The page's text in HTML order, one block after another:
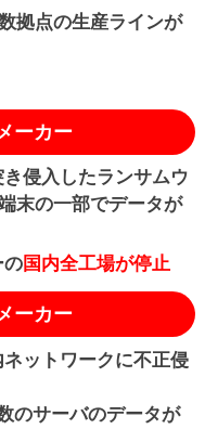
拠点の生産ラインが
ーカー
侵入したランサムウ
末の一部でデータが
の国内全工場が停止
ーカー
ットワークに不正侵
のサーバのデータが